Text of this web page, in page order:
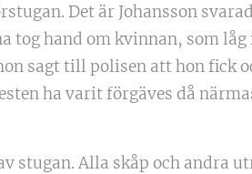
Det är Johansson
tog hand om kvinnan, som
sagt till polisen att hon fick
ha varit förgäves då
stugan. Alla skåp och andra